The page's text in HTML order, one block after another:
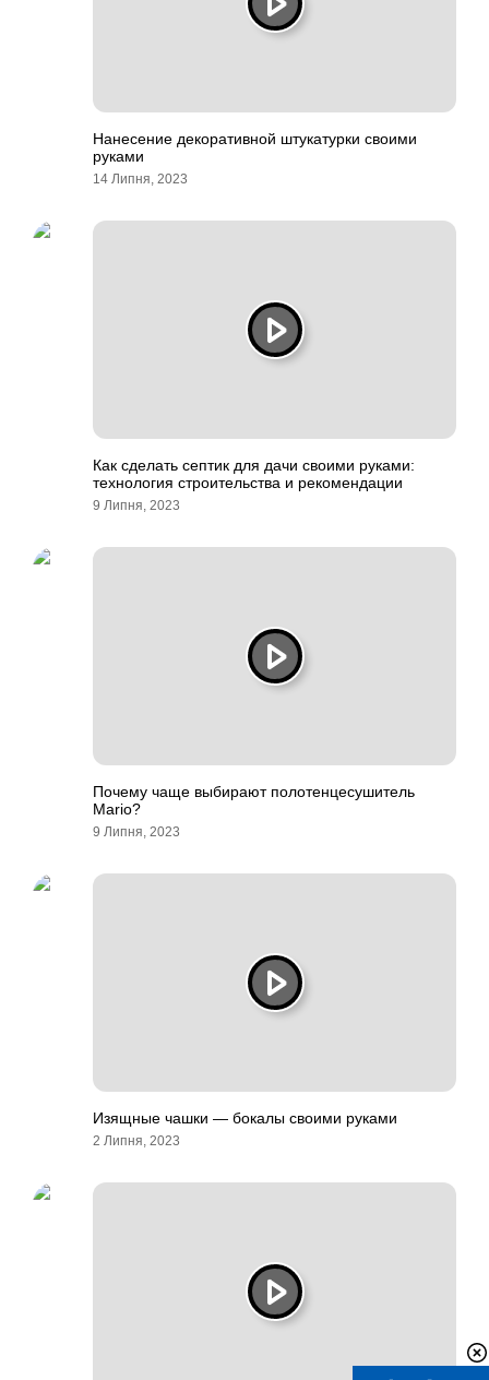
Нанесение декоративной штукатурки своими
руками
14 Липня, 2023
Как сделать септик для дачи своими руками:
технология строительства и рекомендации
9 Липня, 2023
Почему чаще выбирают полотенцесушитель
Mario?
9 Липня, 2023
Изящные чашки — бокалы своими руками
2 Липня, 2023